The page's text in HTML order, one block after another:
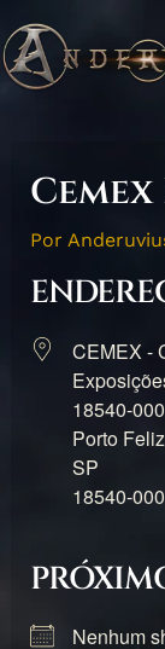
para
Por
CEMEX -
18540-000
Porto Feliz
SP
18540-000
Nenhum